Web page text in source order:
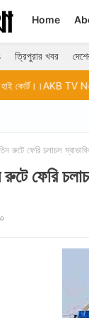
Home
ত্রিপুরার খবর
News কৈলাসহর
রুটে ফেরি চলাচল
ফেরি